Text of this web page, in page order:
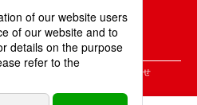
た情報・映像は国内外の
ネットなどで放送・配信します。
Copyright © KBC Co.,Ltd.
＞お問合せ